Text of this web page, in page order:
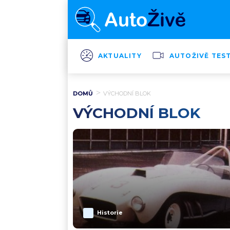
AKTUALITY AUTOŽIVĚ
DOMŮ VÝCHODNÍ BLOK
VÝCHODNÍ BLOK
Historie